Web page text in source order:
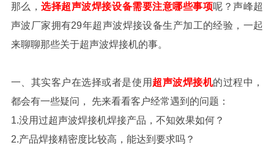
那么，选择超声波焊接设备需要注意哪些事项呢 ？声峰超
声波厂家拥有29年超声波焊接设备生产加工的经验，一起
来聊聊那些关于超声波焊接机的事。
一、其实客户在选择或者是使用 超声波焊接机的过程中，
都会有一些疑问，
先来看看客户经常遇到的问题：
1.没用过超声波焊接机焊接产品，不知效果如何？
2.产品焊接精密度比较高，能达到要求吗？